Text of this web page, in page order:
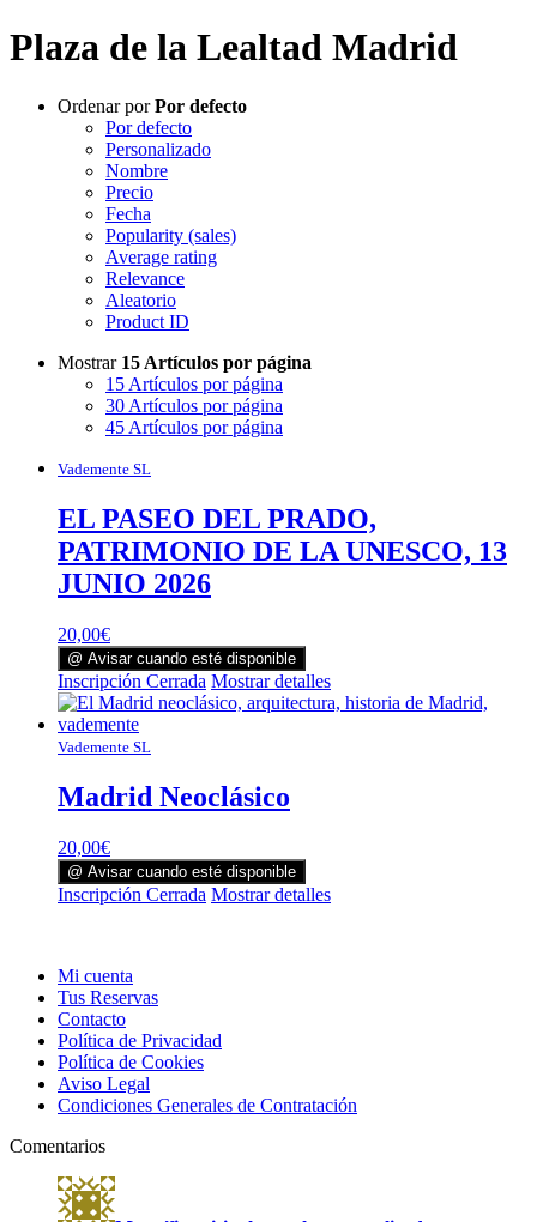
Plaza de la Lealtad Madrid
Ordenar porPor defecto
Por defecto
Personalizado
Nombre
Precio
Fecha
Popularity (sales)
Average rating
Relevance
Aleatorio
Product ID
Mostrar 15 Artículos por página
15 Artículos por página
30 Artículos por página
45 Artículos por página
Vademente SL
EL PASEO DEL PRADO,
PATRIMONIO DE LA UNESCO, 13
JUNIO 2026
20,00€
@ Avisar cuando esté disponible
Inscripción Cerrada Mostrar detalles
Vademente SL
Madrid Neoclásico
20,00€
@ Avisar cuando esté disponible
Inscripción Cerrada Mostrar detalles
Mi cuenta
Tus Reservas
Contacto
Política de Privacidad
Política de Cookies
Aviso Legal
Condiciones Generales de Contratación
Comentarios